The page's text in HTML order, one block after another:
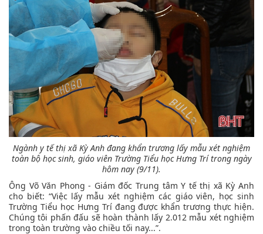
Ngành y tế thị xã Kỳ Anh đang khẩn trương lấy mẫu xét nghiệm
toàn bộ học sinh, giáo viên Trường Tiểu học Hưng Trí trong ngày
hôm nay (9/11).
Ông Võ Văn Phong - Giám đốc Trung tâm Y tế thị xã Kỳ Anh
cho biết: “Việc lấy mẫu xét nghiệm các giáo viên, học sinh
Trường Tiểu học Hưng Trí đang được khẩn trương thực hiện.
Chúng tôi phấn đấu sẽ hoàn thành lấy 2.012 mẫu xét nghiệm
trong toàn trường vào chiều tối nay...”.